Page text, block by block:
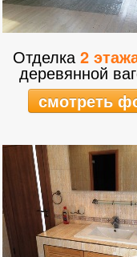
Отделка2
деревянной
смотреть